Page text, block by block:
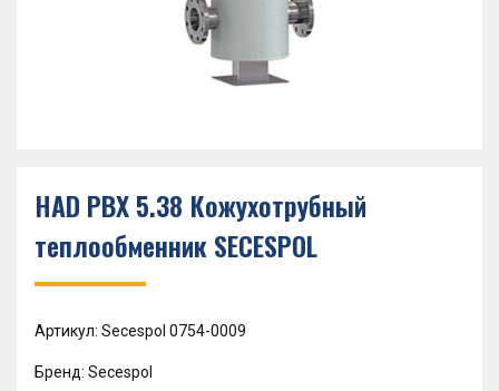
HAD PBX 5.38 Кожухотрубный
теплообменник SECESPOL
Артикул: Secespol 0754-0009
Бренд: Secespol